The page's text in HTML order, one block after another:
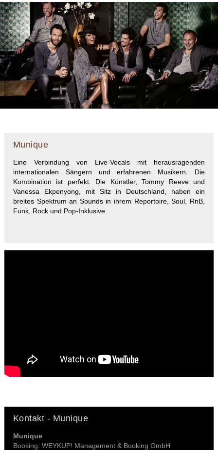
Munique
Eine Verbindung von Live-Vocals mit herausragenden
internationalen Sängern und erfahrenen Musikern. Die
Kombination ist perfekt. Die Künstler, Tommy Reeve und
Vanessa Ekpenyong, mit Sitz in Deutschland, haben ein
breites Spektrum an Sounds in ihrem Reportoire, Soul, RnB,
Funk, Rock und Pop-Inklusive.
Kontakt - Munique
Munique
Booking: WEYKUP! Management & Booking GmbH